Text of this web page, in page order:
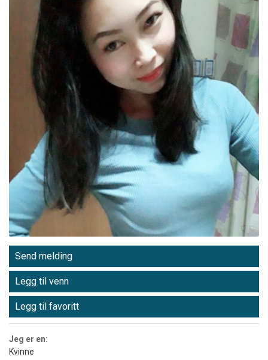
Send melding
Legg til venn
Legg til favoritt
Jeg er en:
Kvinne